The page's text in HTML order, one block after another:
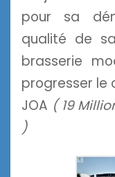
pour sa
qualité de
brasserie
progresser le
JOA ( 19
)